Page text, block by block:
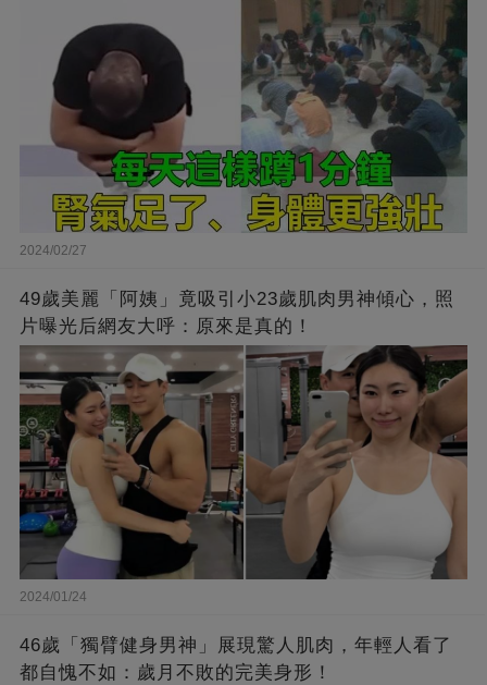
2024/02/27
49歲美麗「阿姨」竟吸引小23歲肌肉男神傾心，照
片曝光后網友大呼：原來是真的！
2024/01/24
46歲「獨臂健身男神」展現驚人肌肉，年輕人看了
都自愧不如：歲月不敗的完美身形！